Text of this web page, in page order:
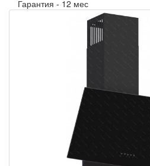
Гарантия - 12 мес